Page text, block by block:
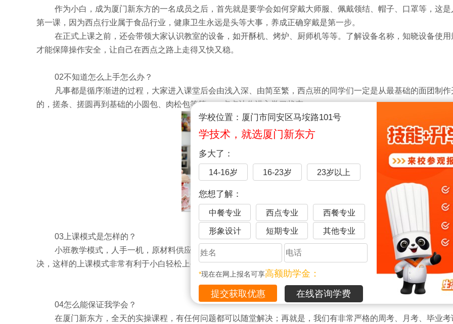
学校位置：厦门市同安区马垵路101号
学技术，就选厦门新东方
多大了：
14-16岁 16-23岁 23岁以上
您想了解：
中餐专业 西点专业 西餐专业
形象设计 短期专业 其他专业
*现在在网上报名可享高额助学金：
在线咨询学费
作为小白，成为厦门新东方的一名成员之后，首先就是要学会如何穿戴大师服、佩戴领结、帽子、口罩等，这是
第一课，因为西点行业属于食品行业，健康卫生永远是头等大事，养成正确穿戴是第一步。
在正式上课之前，还会带领大家认识教室的设备，如开酥机、烤炉、厨师机等等。了解设备名称，知晓设备使用
才能保障操作安全，让自己在西点之路上走得又快又稳。
02不知道怎么上手怎么办？
凡事都是循序渐进的过程，大家进入课堂后会由浅入深、由简至繁，西点班的同学们一定是从最基础的面团制作
的，搓条、搓圆再到基础的小圆包、肉松包等等，一点点让你进入学习状态。
03上课模式是怎样的？
小班教学模式，人手一机，原材料供应充足，全天互动实操课程，一线西点师手把手教学，遇到任何问题都可以
决，这样的上课模式非常有利于小白轻松上手。
04怎么能保证我学会？
在厦门新东方， 全天的实操课程，有任何问题都可以随堂解决；再就是，我们有非常严格的周考、月考、毕业考